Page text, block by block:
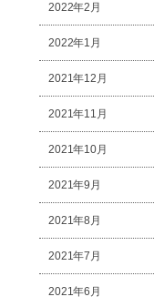
2022年2月
2022年1月
2021年12月
2021年11月
2021年10月
2021年9月
2021年8月
2021年7月
2021年6月